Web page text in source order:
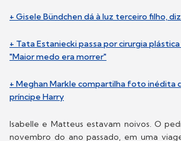
+ Gisele Bündchen dá à luz terceiro filho,
+ Tata Estaniecki passa por cirurgia
"Maior medo era morrer"
+ Meghan Markle compartilha foto inédita
príncipe Harry
Isabelle e Matteus estavam noivos. O
novembro do ano passado, em uma